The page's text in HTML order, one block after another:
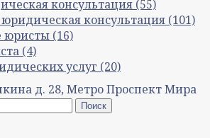
консультация (55)
консультация (101)
юристы (16)
(4)
услуг (20)
д. 28, Метро Проспект Мира